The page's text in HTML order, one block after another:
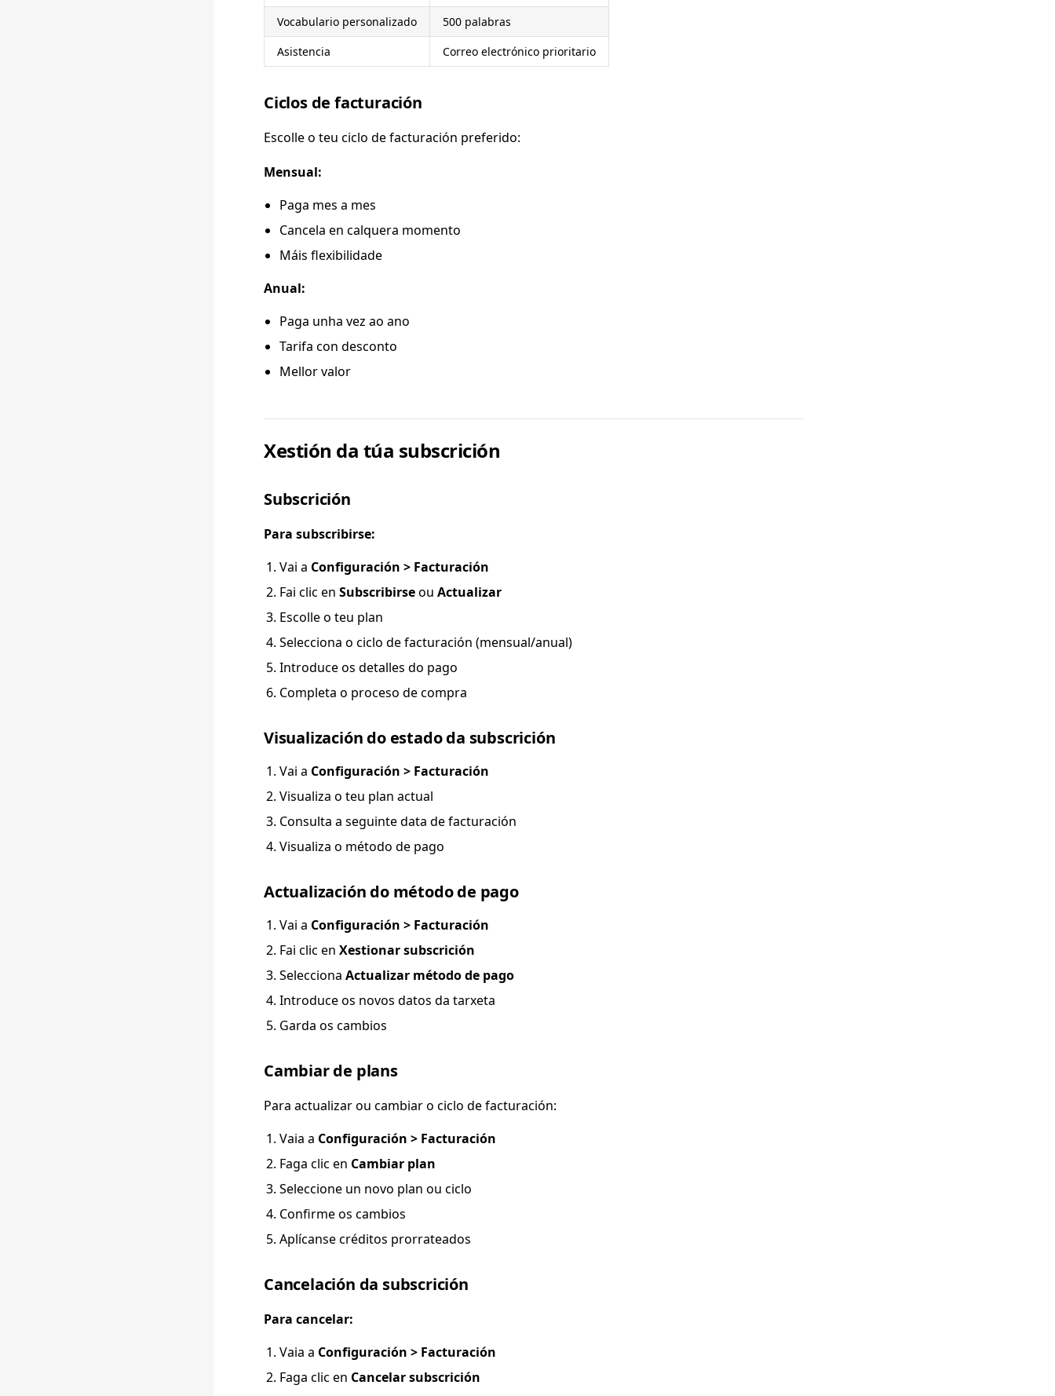
Vocabulario personalizado
500 palabras
Asistencia
Correo electrónico prioritario
Ciclos de facturación
Escolle o teu ciclo de facturación preferido:
Mensual:
Paga mes a mes
Cancela en calquera momento
Máis flexibilidade
Anual:
Paga unha vez ao ano
Tarifa con desconto
Mellor valor
Xestión da túa subscrición
Subscrición
Para subscribirse:
Vai a Configuración > Facturación
Fai clic en Subscribirseou Actualizar
Escolle o teu plan
Selecciona o ciclo de facturación (mensual/anual)
Introduce os detalles do pago
Completa o proceso de compra
Visualización do estado da subscrición
Vai a Configuración > Facturación
Visualiza o teu plan actual
Consulta a seguinte data de facturación
Visualiza o método de pago
Actualización do método de pago
Vai a Configuración > Facturación
Fai clic en Xestionar subscrición
Selecciona Actualizar método de pago
Introduce os novos datos da tarxeta
Garda os cambios
Cambiar de plans
Para actualizar ou cambiar o ciclo de facturación:
Vaia a Configuración > Facturación
Faga clic en Cambiar plan
Seleccione un novo plan ou ciclo
Confirme os cambios
Aplícanse créditos prorrateados
Cancelación da subscrición
Para cancelar:
Vaia a Configuración > Facturación
Faga clic en Cancelar subscrición